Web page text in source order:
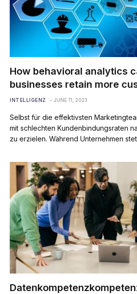
How behavioral analytics
businesses retain more
INTELLIGENZ JUNE 11, 2023
Selbst für die effektivsten
mit schlechten Kundenbindungsraten
zu erzielen. Während Unternehmen